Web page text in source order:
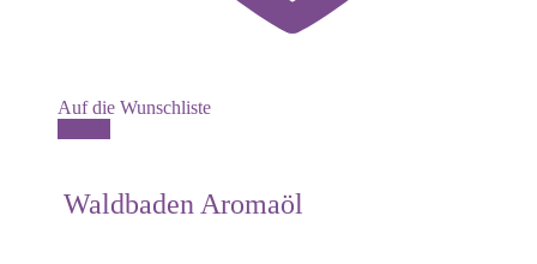
Auf die Wunschliste
Waldbaden Aromaöl